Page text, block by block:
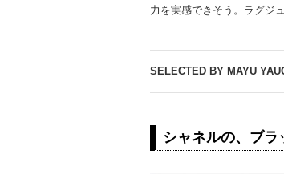
力を実感できそう。ラグジ
SELECTED BY MAYU
シャネルの、ブ